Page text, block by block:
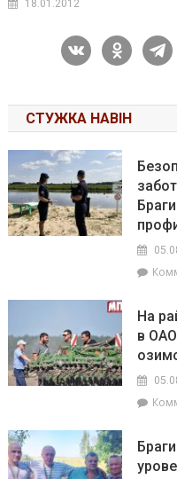
18.01.2012
vkontakte
СТУЖКА НАВІН
На
в